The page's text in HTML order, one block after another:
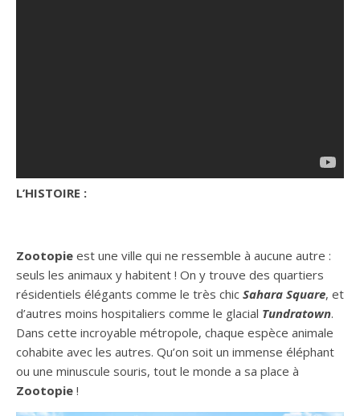
L’HISTOIRE :
Zootopie est une ville qui ne ressemble à aucune autre :
seuls les animaux y habitent ! On y trouve des quartiers
résidentiels élégants comme le très chic Sahara Square, et
d’autres moins hospitaliers comme le glacial Tundratown.
Dans cette incroyable métropole, chaque espèce animale
cohabite avec les autres. Qu’on soit un immense éléphant
ou une minuscule souris, tout le monde a sa place à
Zootopie !